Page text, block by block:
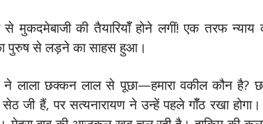
से मुकदमेबाजी की तैयारियॉँ होने लगीं! एक तरफ
पुरुष से लड़ने का साहस हुआ।
ने लाला छक्कन लाल से पूछा—हमारा वकील कौन
जी हैं, पर सत्यनारायण ने उन्हें पहले गॉँठ रखा